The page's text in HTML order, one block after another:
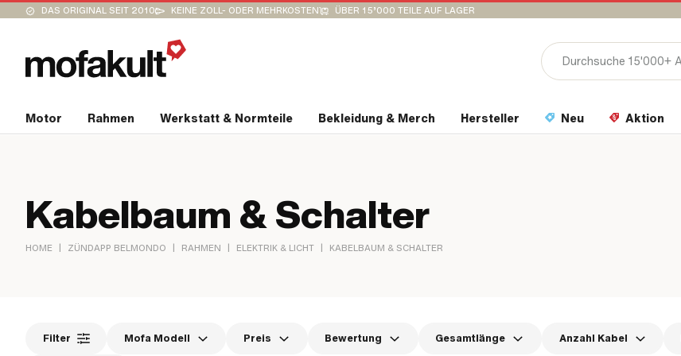
DAS ORIGINAL SEIT 2010 KEINE ZOLL- ODER MEHRKOSTEN ÜBER 15’000 TEILE AUF LAGER
Motor Rahmen Werkstatt & Normteile Bekleidung & Merch Hersteller Neu Aktion
Kabelbaum & Schalter
HOME | ZÜNDAPP BELMONDO | RAHMEN | ELEKTRIK & LICHT | KABELBAUM & SCHALTER
Filter Mofa Modell Preis Bewertung Gesamtlänge Anzahl Kabel